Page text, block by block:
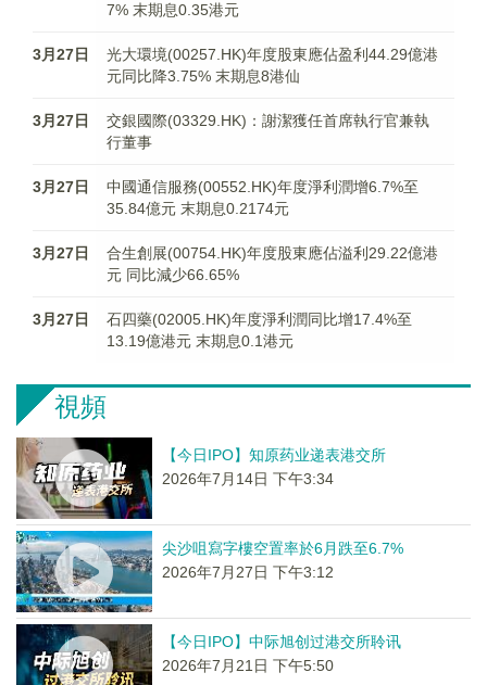
7% 末期息0.35港元
3月27日
光大環境(00257.HK)年度股東應佔盈利44.29億港
元同比降3.75% 末期息8港仙
3月27日
交銀國際(03329.HK)：謝潔獲任首席執行官兼執
行董事
3月27日
中國通信服務(00552.HK)年度淨利潤增6.7%至
35.84億元 末期息0.2174元
3月27日
合生創展(00754.HK)年度股東應佔溢利29.22億港
元 同比減少66.65%
3月27日
石四藥(02005.HK)年度淨利潤同比增17.4%至
13.19億港元 末期息0.1港元
視頻
【今日IPO】知原药业递表港交所
2026年7月14日 下午3:34
尖沙咀寫字樓空置率於6月跌至6.7%
2026年7月27日 下午3:12
【今日IPO】中际旭创过港交所聆讯
2026年7月21日 下午5:50